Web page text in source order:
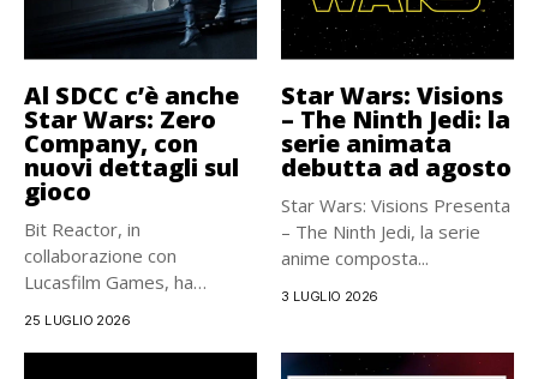
Al SDCC c’è anche
Star Wars: Zero
Company, con
nuovi dettagli sul
gioco
Bit Reactor, in
collaborazione con
Lucasfilm Games, ha
25 LUGLIO 2026
Star Wars: Visions
– The Ninth Jedi: la
serie animata
debutta ad agosto
Star Wars: Visions Presenta
– The Ninth Jedi, la serie
anime composta...
3 LUGLIO 2026